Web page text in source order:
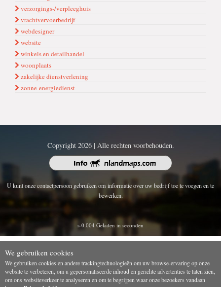
verzorgings-/verpleeghuis
vrachtvervoerbedrijf
webdesigner
website
winkels en detailhandel
woonplaats
zakelijke dienstverlening
zonne-energiedienst
Copyright 2026 | Alle rechten voorbehouden.
U kunt onze contactpersoon gebruiken om informatie over uw bedrijf toe te voegen en te
bewerken.
s-0.004 Geladen in seconden
We gebruiken cookies
We gebruiken cookies en andere trackingtechnologieën om uw browse-ervaring op onze
website te verbeteren, om u gepersonaliseerde inhoud en gerichte advertenties te laten zien,
om ons websiteverkeer te analyseren en om te begrijpen waar onze bezoekers vandaan